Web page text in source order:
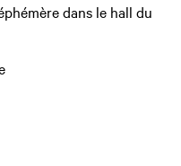
dans le hall du